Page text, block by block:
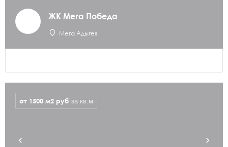
ЖК Мега Победа
Мега Адыгея
от 1500 м2 руб за кв.м